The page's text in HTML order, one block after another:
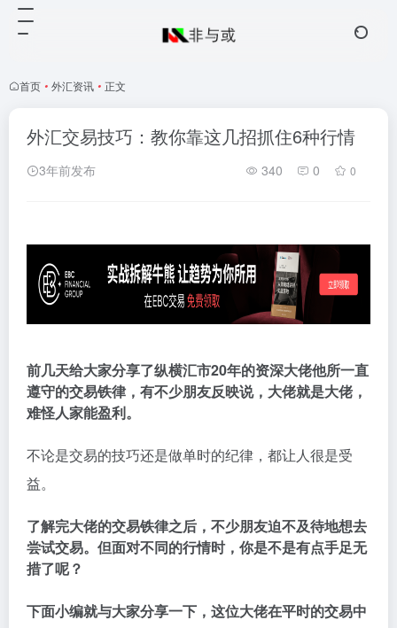
首页 • 外汇资讯 • 正文
外汇交易技巧：教你靠这几招抓住6种行情
3年前发布 340 0 0
前几天给大家分享了纵横汇市20年的资深大佬他所一直
遵守的交易铁律，有不少朋友反映说，大佬就是大佬，
难怪人家能盈利。
不论是交易的技巧还是做单时的纪律，都让人很是受
益。
了解完大佬的交易铁律之后，不少朋友迫不及待地想去
尝试交易。但面对不同的行情时，你是不是有点手足无
措了呢？
下面小编就与大家分享一下，这位大佬在平时的交易中